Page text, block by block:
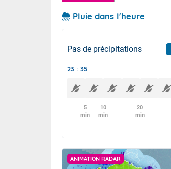
Pluie dans l'heure
Pas de précipitations
23 : 35
5
min
10
min
20
min
ANIMATION RADAR